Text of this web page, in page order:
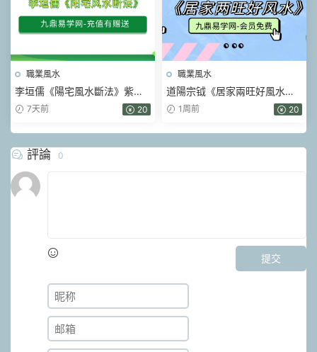
職業風水
李垣儒《陽宅風水斷法》紫玄
風水大成一實訓班9講視頻課
7天前 20
職業風水
道陽宗钺《居家兩旺好風水》
19集視頻
1周前 20
評論 0
提交